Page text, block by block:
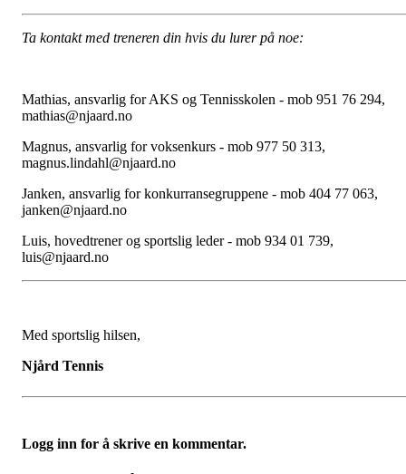
Ta kontakt med treneren din hvis du lurer på noe:
Mathias, ansvarlig for AKS og Tennisskolen - mob 951 76 294,
mathias@njaard.no
Magnus, ansvarlig for voksenkurs - mob 977 50 313,
magnus.lindahl@njaard.no
Janken, ansvarlig for konkurransegruppene - mob 404 77 063,
janken@njaard.no
Luis, hovedtrener og sportslig leder - mob 934 01 739,
luis@njaard.no
Med sportslig hilsen,
Njård Tennis
Logg inn for å skrive en kommentar.